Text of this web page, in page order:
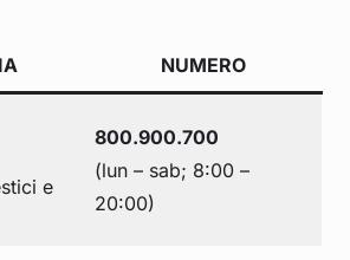
NUMERO
e
800.900.700
(lun – sab; 8:00 –
20:00)